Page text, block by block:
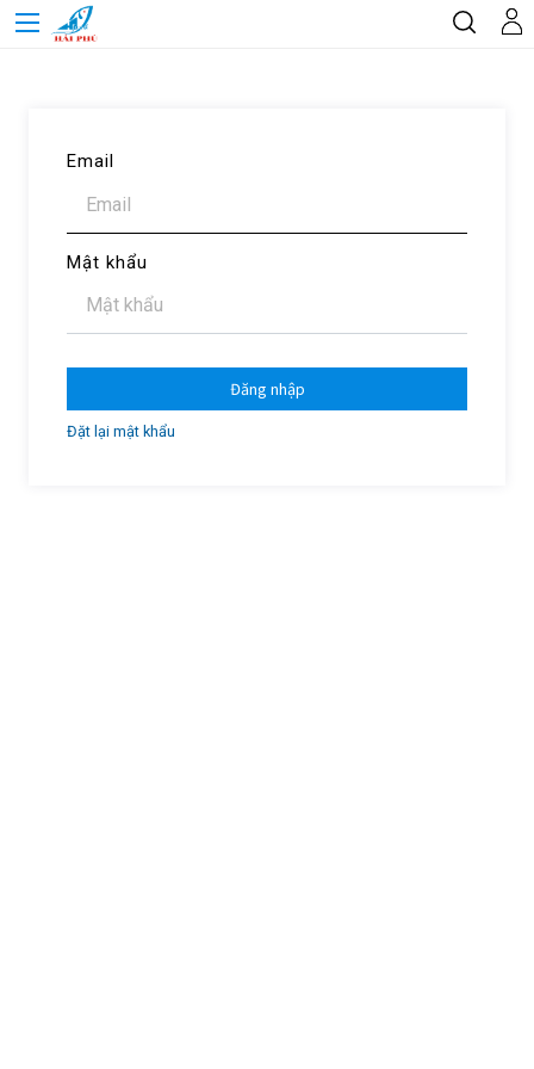
Email
Mật khẩu
Đăng nhập
Đặt lại mật khẩu